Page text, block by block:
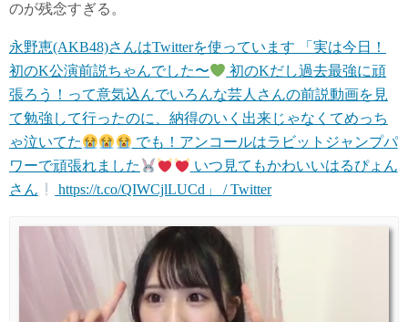
のが残念すぎる。
永野恵(AKB48)さんはTwitterを使っています 「実は今日！
初のK公演前説ちゃんでした〜
初のKだし過去最強に頑
張ろう！って意気込んでいろんな芸人さんの前説動画を見
て勉強して行ったのに、納得のいく出来じゃなくてめっち
ゃ泣いてた
でも！アンコールはラビットジャンプパ
ワーで頑張れました
いつ見てもかわいいはるぴょん
さん
https://t.co/QIWCjlLUCd」 / Twitter